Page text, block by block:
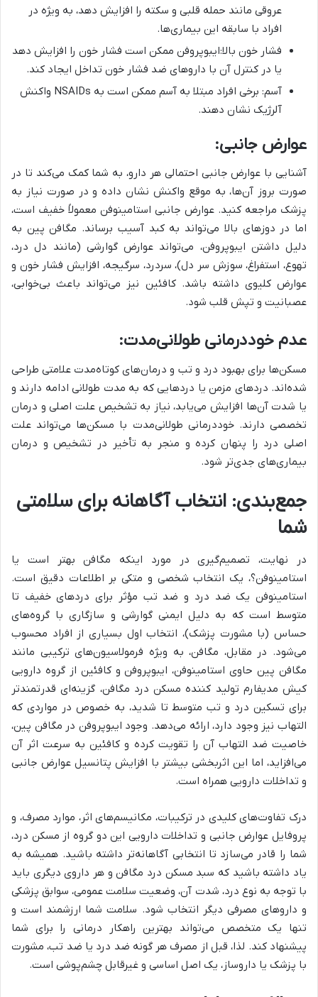
عروقی مانند حمله قلبی و سکته را افزایش دهد، به ویژه در
افراد با سابقه این بیماری‌ها.
فشار خون بالا:ایبوپروفن ممکن است فشار خون را افزایش دهد
یا در کنترل آن با داروهای ضد فشار خون تداخل ایجاد کند.
آسم: برخی افراد مبتلا به آسم ممکن است به NSAIDs واکنش
آلرژیک نشان دهند.
عوارض جانبی:
آشنایی با عوارض جانبی احتمالی هر دارو، به شما کمک می‌کند تا در
صورت بروز آن‌ها، به موقع واکنش نشان داده و در صورت نیاز به
پزشک مراجعه کنید. عوارض جانبی استامینوفن معمولاً خفیف است،
اما در دوزهای بالا می‌تواند به کبد آسیب برساند. مگافن پین به
دلیل داشتن ایبوپروفن، می‌تواند عوارض گوارشی (مانند دل درد،
تهوع، استفراغ، سوزش سر دل)، سردرد، سرگیجه، افزایش فشار خون و
عوارض کلیوی داشته باشد. کافئین نیز می‌تواند باعث بی‌خوابی،
عصبانیت و تپش قلب شود.
عدم خوددرمانی طولانی‌مدت:
مسکن‌ها برای بهبود درد و تب و درمان‌های کوتاه‌مدت علامتی طراحی
شده‌اند. دردهای مزمن یا دردهایی که به مدت طولانی ادامه دارند و
یا شدت آن‌ها افزایش می‌یابد، نیاز به تشخیص علت اصلی و درمان
تخصصی دارند. خوددرمانی طولانی‌مدت با مسکن‌ها می‌تواند علت
اصلی درد را پنهان کرده و منجر به تأخیر در تشخیص و درمان
بیماری‌های جدی‌تر شود.
جمع‌بندی: انتخاب آگاهانه برای سلامتی
شما
در نهایت، تصمیم‌گیری در مورد اینکه مگافن بهتر است یا
استامینوفن؟، یک انتخاب شخصی و متکی بر اطلاعات دقیق است.
استامینوفن یک ضد درد و ضد تب مؤثر برای دردهای خفیف تا
متوسط است که به دلیل ایمنی گوارشی و سازگاری با گروه‌های
حساس (با مشورت پزشک)، انتخاب اول بسیاری از افراد محسوب
می‌شود. در مقابل، مگافن، به ویژه فرمولاسیون‌های ترکیبی مانند
مگافن پین حاوی استامینوفن، ایبوپروفن و کافئین از گروه دارویی
کیش مدیفارم تولید کننده مسکن درد مگافن، گزینه‌ای قدرتمندتر
برای تسکین درد و تب متوسط تا شدید، به خصوص در مواردی که
التهاب نیز وجود دارد، ارائه می‌دهد. وجود ایبوپروفن در مگافن پین،
خاصیت ضد التهاب آن را تقویت کرده و کافئین به سرعت اثر آن
می‌افزاید، اما این اثربخشی بیشتر با افزایش پتانسیل عوارض جانبی
و تداخلات دارویی همراه است.
درک تفاوت‌های کلیدی در ترکیبات، مکانیسم‌های اثر، موارد مصرف، و
پروفایل عوارض جانبی و تداخلات دارویی این دو گروه از مسکن درد،
شما را قادر می‌سازد تا انتخابی آگاهانه‌تر داشته باشید. همیشه به
یاد داشته باشید که سبد مسکن درد مگافن و هر داروی دیگری باید
با توجه به نوع درد، شدت آن، وضعیت سلامت عمومی، سوابق پزشکی
و داروهای مصرفی دیگر انتخاب شود. سلامت شما ارزشمند است و
تنها یک متخصص می‌تواند بهترین راهکار درمانی را برای شما
پیشنهاد کند. لذا، قبل از مصرف هر گونه ضد درد یا ضد تب، مشورت
با پزشک یا داروساز، یک اصل اساسی و غیرقابل چشم‌پوشی است.